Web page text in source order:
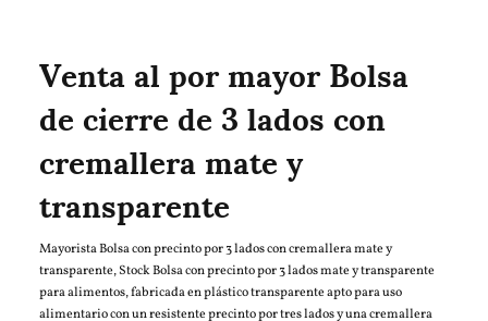
Venta al por mayor Bolsa
de cierre de 3 lados con
cremallera mate y
transparente
Mayorista Bolsa con precinto por 3 lados con cremallera mate y
transparente, Stock Bolsa con precinto por 3 lados mate y transparente
para alimentos, fabricada en plástico transparente apto para uso
alimentario con un resistente precinto por tres lados y una cremallera